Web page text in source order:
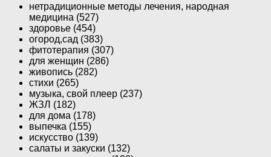
нетрадиционные методы лечения, народная
медицина (527)
здоровье (454)
огород,сад (383)
фитотерапия (307)
для женщин (286)
живопись (282)
стихи (265)
музыка, свой плеер (237)
ЖЗЛ (182)
для дома (178)
выпечка (155)
искусство (139)
салаты и закуски (132)